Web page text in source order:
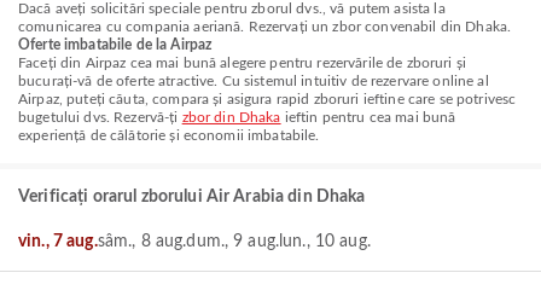
Dacă aveți solicitări speciale pentru zborul dvs., vă putem asista la
comunicarea cu compania aeriană. Rezervați un zbor convenabil din Dhaka.
Oferte imbatabile de la Airpaz
Faceți din Airpaz cea mai bună alegere pentru rezervările de zboruri și
bucurați-vă de oferte atractive. Cu sistemul intuitiv de rezervare online al
Airpaz, puteți căuta, compara și asigura rapid zboruri ieftine care se potrivesc
bugetului dvs. Rezervă-ți zbor din Dhaka ieftin pentru cea mai bună
experiență de călătorie și economii imbatabile.
Verificați orarul zborului Air Arabia din Dhaka
vin., 7 aug.sâm., 8 aug.dum., 9 aug. lun., 10 aug.